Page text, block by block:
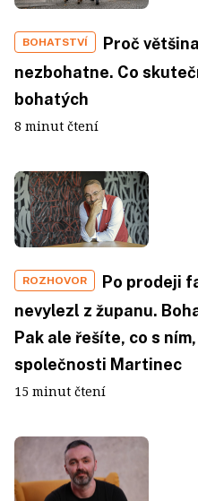
BOHATSTVÍ
Proč
nezbohatne. Co
bohatých
8 minut čtení
ROZHOVOR
Po prodeji
nevylezl z županu.
Pak ale řešíte, co s
společnosti Martinec
15 minut čtení